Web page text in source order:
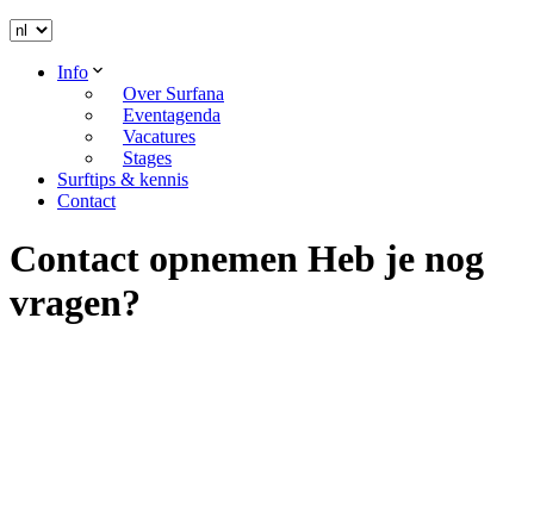
Info
Over Surfana
Eventagenda
Vacatures
Stages
Surftips & kennis
Contact
Contact opnemen Heb je nog
vragen?